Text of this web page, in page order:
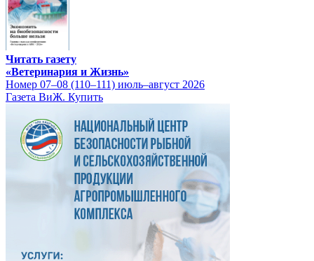
Читать газету
«Ветеринария и Жизнь»
Номер 07–08 (110–111) июль–август 2026
Газета ВиЖ. Купить